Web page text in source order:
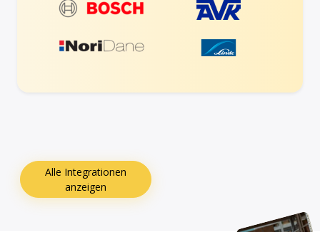
Alle Integrationen
anzeigen